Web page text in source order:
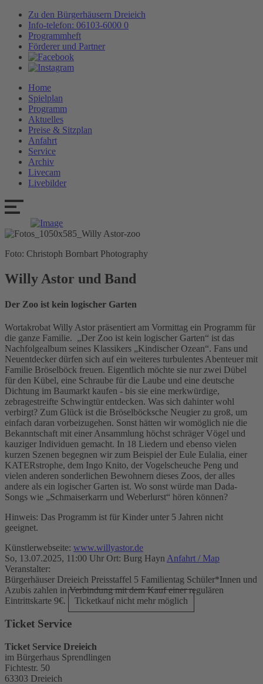
Zu den Bürgerhäusern Dreieich
Info-telefon: 06103-6000 0
Programmheft
Förderer und Partner
Home
Spielplan
Programm
Aktuelles
Preise & Sitzplan
Anfahrt
Service
Archiv
Livecam
Livebilder
Foto: Christoph Bornbart Photography
Willy Astor und Band
Der Zoo ist kein logischer Garten
Wortakrobat Willy Astor präsentiert am Vormittag ein Programm für
die ganze Familie. „Der Zoo ist kein logischer Garten“ ist das
Nachfolgealbum seines Klassikers „Kindischer Ozean“. Fans und
Neuentdecker dürfen sich auf ein weiteres turbulentes Abenteuer mit
Familie Bröselböck freuen. Eigentlich möchte sie nur zwei Dübel
für den Kübel, eine Schraube für die Laube und eine deutsche
Dichtung im Baumarkt kaufen - bis sie eine merkwürdige,
zebragestreifte Schwingtür entdecken. Was sich dahinter wohl
verbirgt? Zum Glück ist die Bröselböcksche Neugier zu groß, um
einfach daran vorbeizugehen. Sonst hätten wir womöglich nie die
Bekanntschaft mit einer Ansammlung höchst schräger Vögel und
kauziger Individuen gemacht. In 18 Liedern und ebenso vielen
kurzen Szenen begegnen wir zum Beispiel der Eule Eulalia, einer
KATERstrophe, dem Ingo Knito, der Vogelscheuche Peng und
vielen anderen sonderlichen Bewohnern dieses Zoos, der alles
andere als ein logischer Garten ist. Wo sonst würde man Dada-
Songs wie „Schmaiserkarrn und Weberlurst“ hören können?
Hinweis: Das Programm ist für Kinder unter 5 Jahren nicht
geeignet.
Künstlerwebseite: www.willyastor.de
So, 13.07.2025, 11:00 Uhr Ort: Burg HaynAnfahrt / Map
Veranstalter:
Bürgerhäuser Dreieich Preisstaffel 5 Familientag Schüler*Innen und
Azubis zahlen in Verbindung mit dem Kauf einer regulären
Eintrittskarte 9€.
Ticketkauf nicht mehr möglich
Ticket Service
Ticket Service Dreieich
im Bürgerhaus Sprendlingen
Fichtestr. 50
63303 Dreieich